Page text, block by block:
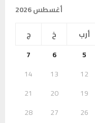
أغسطس 2026
أرب خ
ج
5
6
7
12
13
14
19
20
21
26
27
28